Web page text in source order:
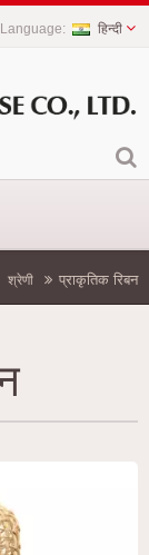
हिन्दी
श्रेणी प्राकृतिक रिबन